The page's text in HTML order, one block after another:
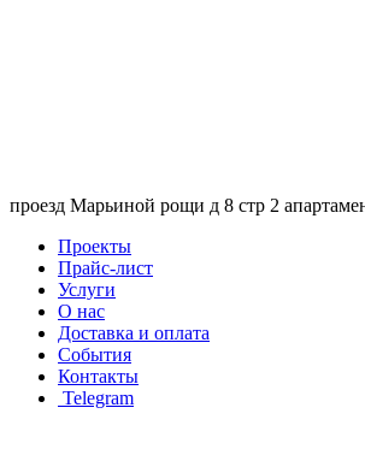
проезд Марьиной рощи д 8 стр 2
Проекты
Прайс-лист
Услуги
О нас
Доставка и оплата
События
Контакты
Telegram